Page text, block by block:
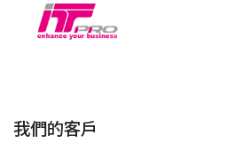
我們的客戶